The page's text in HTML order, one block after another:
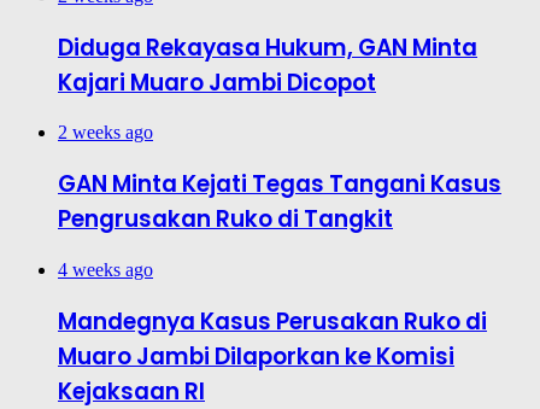
Diduga Rekayasa Hukum, GAN Minta
Kajari Muaro Jambi Dicopot
2 weeks ago
GAN Minta Kejati Tegas Tangani Kasus
Pengrusakan Ruko di Tangkit
4 weeks ago
Mandegnya Kasus Perusakan Ruko di
Muaro Jambi Dilaporkan ke Komisi
Kejaksaan RI